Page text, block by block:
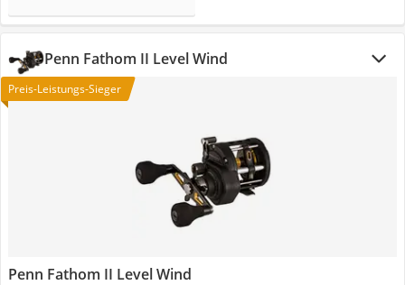
Penn Fathom II Level Wind
Preis-Leistungs-Sieger
Penn Fathom II Level Wind